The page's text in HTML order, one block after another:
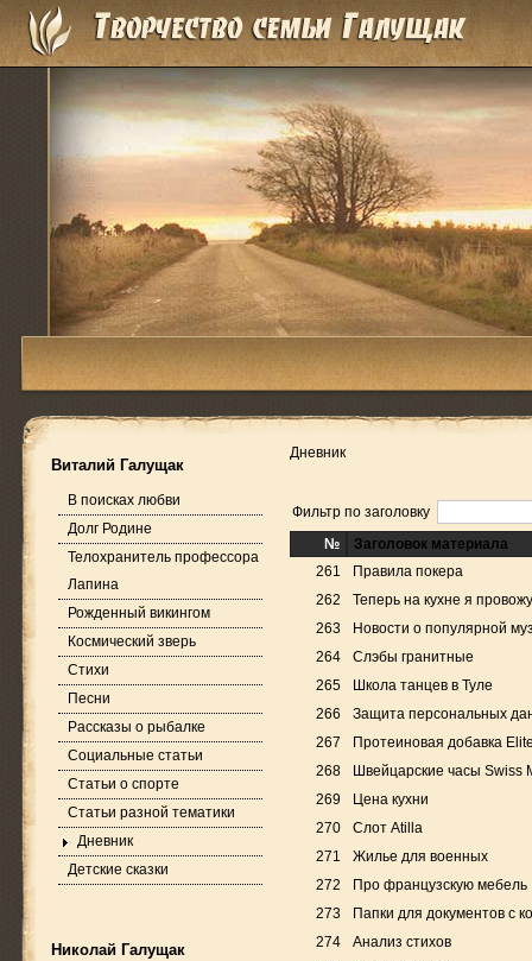
Виталий Галущак
В поисках любви
Долг Родине
Телохранитель профессора
Лапина
Рожденный викингом
Космический зверь
Стихи
Песни
Рассказы о рыбалке
Социальные статьи
Статьи о спорте
Статьи разной тематики
Дневник
Детские сказки
Николай Галущак
Дневник
Фильтр по заголовку
№
Заголовок материала
261
Правила покера
262
Теперь на кухне я
263
Новости о популярной
264
Слэбы гранитные
265
Школа танцев в Туле
266
Защита персональных
267
Протеиновая добавка
268
Швейцарские часы Swiss
269
Цена кухни
270
Слот Atilla
271
Жилье для военных
272
Про французскую мебель
273
Папки для документов с
274
Анализ стихов